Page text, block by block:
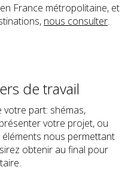
France métropolitaine, et
nous consulter.
de travail
part: shémas,
votre projet, ou
nous permettant
obtenir au final pour